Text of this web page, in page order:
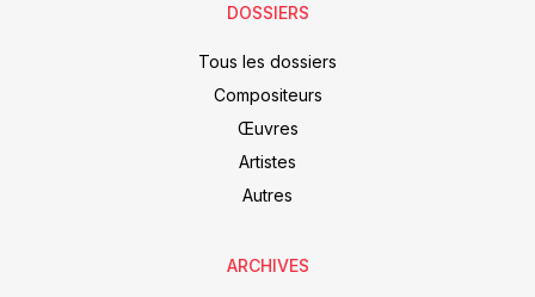
DOSSIERS
Tous les dossiers
Compositeurs
Œuvres
Artistes
Autres
ARCHIVES